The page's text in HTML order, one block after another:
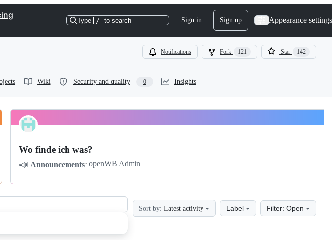
Type / to search Sign in Sign up Appearance settings
Notifications Fork 121 Star 142
Wiki Security and quality 0 Insights
Wo finde ich was?
📣 Announcements· openWB Admin
Sort by: Latest activity Label Filter: Open